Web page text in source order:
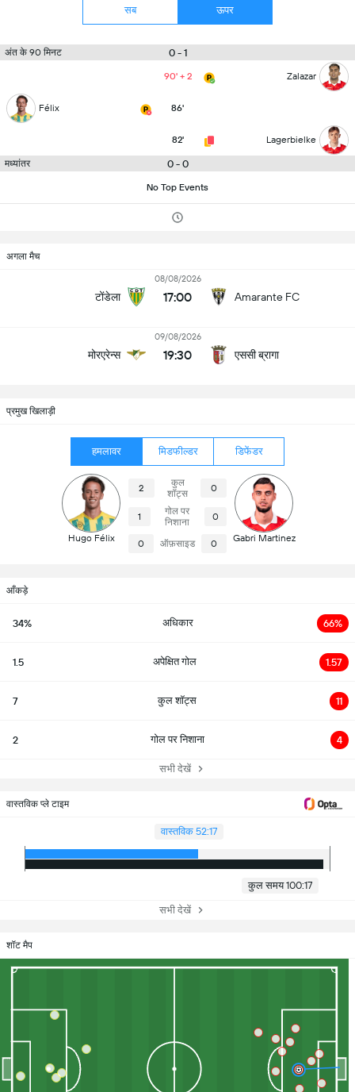
सब ऊपर
अंत के 90 मिनट 0 - 1
90' + 2 Zalazar
Félix 86'
82' Lagerbielke
मध्यांतर 0 - 0
No Top Events
अगला मैच
टोंडेला
08/08/2026
17:00 Amarante FC
मोरएरेन्स
09/08/2026
19:30 एससी ब्रागा
प्रमुख खिलाड़ी
हमलावर मिडफील्डर डिफेंडर
Hugo Félix
2
कुल
शॉट्स
0
1
गोल पर
निशाना
0
0 ऑफ़साइड 0 Gabri Martinez
आँकड़े
34% अधिकार 66%
1.5 अपेक्षित गोल 1.57
7 कुल शॉट्स 11
2 गोल पर निशाना 4
सभी देखें
वास्तविक प्ले टाइम
वास्तविक 52:17
कुल समय 100:17
सभी देखें
शॉट मैप